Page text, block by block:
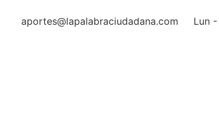
aportes@lapalabraciudadana.com Lun